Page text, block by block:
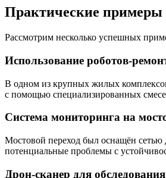
Практические примеры
Рассмотрим несколько успешных
Использование роботов-
В одном из крупных жилых
с помощью специализированных
Система мониторинга на
Мостовой переход был оснащён сетью
потенциальные проблемы с
Дрон-сканер для